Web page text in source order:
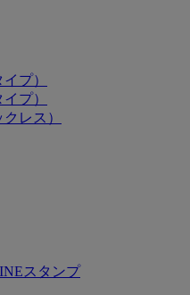
プ）
プ）
レス）
スタンプ